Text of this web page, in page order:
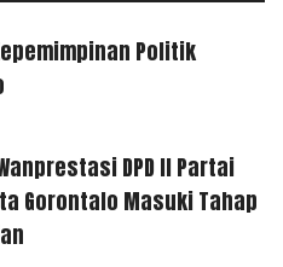
Politik
DPD II Partai
Gorontalo Masuki Tahap